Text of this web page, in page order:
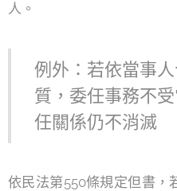
人。
例外：若依當事
質，委任事務不
任關係仍不消滅
依民法第550條規定但書，